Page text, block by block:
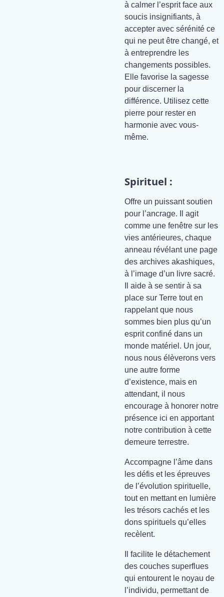
à calmer l’esprit face aux
soucis insignifiants, à
accepter avec sérénité ce
qui ne peut être changé, et
à entreprendre les
changements possibles.
Elle favorise la sagesse
pour discerner la
différence. Utilisez cette
pierre pour rester en
harmonie avec vous-
même.
Spirituel :
Offre un puissant soutien
pour l’ancrage. Il agit
comme une fenêtre sur les
vies antérieures, chaque
anneau révélant une page
des archives akashiques,
à l’image d’un livre sacré.
Il aide à se sentir à sa
place sur Terre tout en
rappelant que nous
sommes bien plus qu’un
esprit confiné dans un
monde matériel. Un jour,
nous nous élèverons vers
une autre forme
d’existence, mais en
attendant, il nous
encourage à honorer notre
présence ici en apportant
notre contribution à cette
demeure terrestre.
Accompagne l’âme dans
les défis et les épreuves
de l’évolution spirituelle,
tout en mettant en lumière
les trésors cachés et les
dons spirituels qu’elles
recèlent.
Il facilite le détachement
des couches superflues
qui entourent le noyau de
l’individu, permettant de